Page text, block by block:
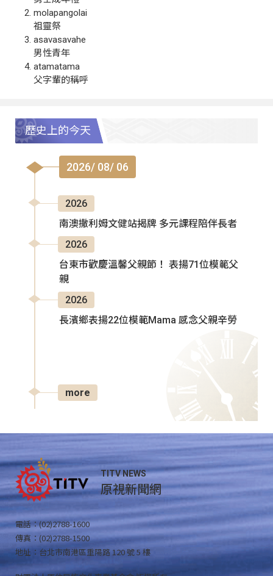
molapangolai
祖靈祭
asavasavahe
男性青年
atamatama
父字輩的稱呼
歷史上的今天
2026/ 08/ 06
2026
南澳撒利姆文健站揭牌 多元課程陪伴長者
2026
台東市歡慶溫馨父親節！ 表揚71位模範父
親
2026
長濱鄉表揚22位模範Mama 感念父親辛勞
more
TITV NEWS
原視新聞網
電話：(02)2788-1600
傳真：(02)2788-1500
地址：台北市南港區重陽路 120 號 5 樓